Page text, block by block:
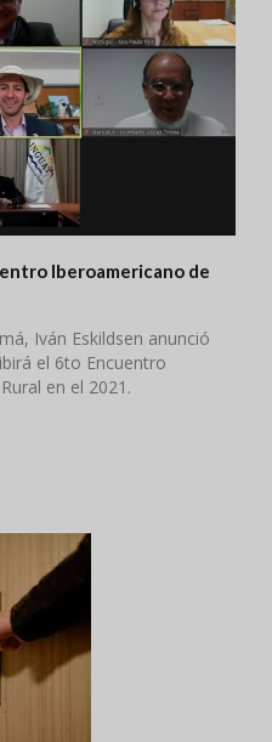
Iberoamericano de
Iván Eskildsen anunció
el 6to Encuentro
en el 2021.